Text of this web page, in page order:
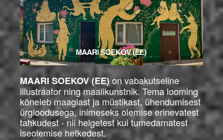
MAARI SOEKOV (EE) on vabakutseline
illustraator ning maalikunstnik. Tema looming
kõneleb maagiast ja müstikast, ühendumisest
ürgloodusega, inimeseks olemise erinevatest
tahkudest - nii helgetest kui tumedamatest
iseolemise hetkedest.